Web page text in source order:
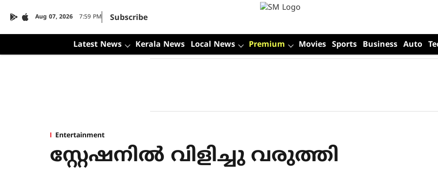
Aug 07, 2026 7:59 PM Subscribe
Latest News Kerala News Local News Premium Movies Sports Business Auto
Entertainment
സ്റ്റേഷനില്‍ വിളിച്ചു വരുത്തി